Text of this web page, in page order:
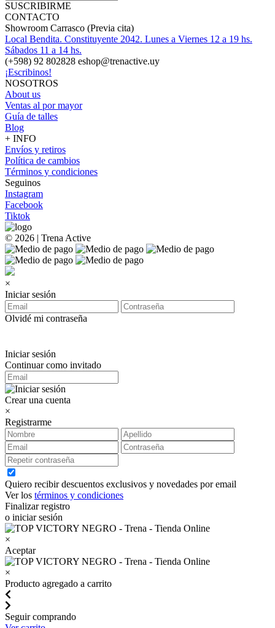
SUSCRIBIRME
CONTACTO
Showroom Carrasco (Previa cita)
Local Bendita. Constituyente 2042. Lunes a Viernes 12 a 19 hs.
Sábados 11 a 14 hs.
(+598) 92 802828 eshop@trenactive.uy
¡Escribinos!
NOSOTROS
About us
Ventas al por mayor
Guía de talles
Blog
+ INFO
Envíos y retiros
Política de cambios
Términos y condiciones
Seguinos
Instagram
Facebook
Tiktok
© 2026 | Trena Active
×
Iniciar sesión
Olvidé mi contraseña
Iniciar sesión
Continuar como invitado
Crear una cuenta
×
Registrarme
Quiero recibir descuentos exclusivos y novedades por email
Ver los términos y condiciones
Finalizar registro
o iniciar sesión
×
Aceptar
×
Producto agregado a carrito
Seguir comprando